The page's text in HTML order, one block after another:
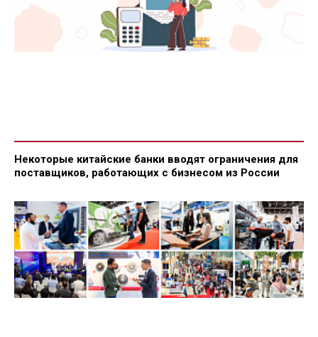
Некоторые китайские банки вводят ограничения для
поставщиков, работающих с бизнесом из России